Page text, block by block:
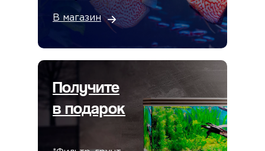
В магазин
Получите
в подарок